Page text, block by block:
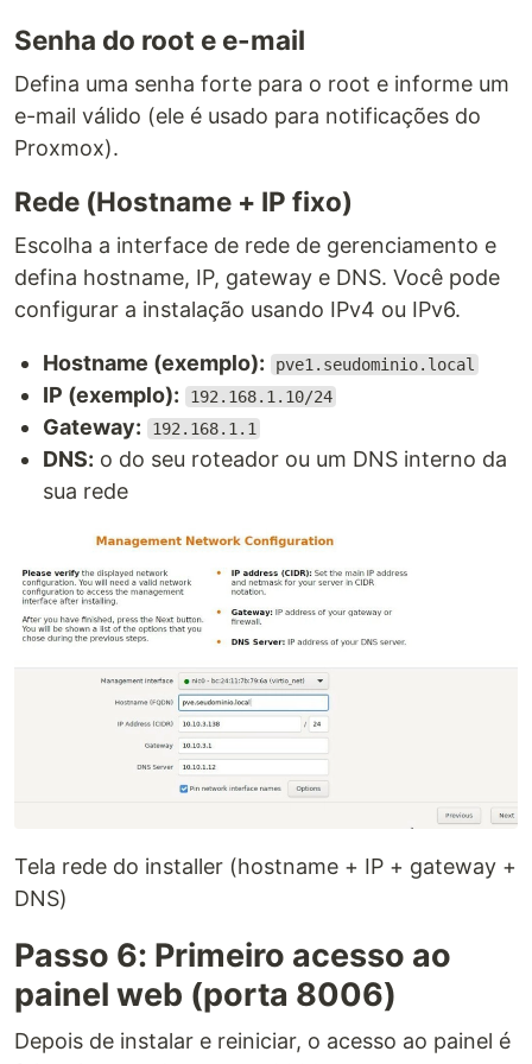
Senha do root e e-mail
Defina uma senha forte para o root e informe um
e-mail válido (ele é usado para notificações do
Proxmox).
Rede (Hostname + IP fixo)
Escolha a interface de rede de gerenciamento e
defina hostname, IP, gateway e DNS. Você pode
configurar a instalação usando IPv4 ou IPv6.
Hostname (exemplo): pve1.seudominio.local
IP (exemplo): 192.168.1.10/24
Gateway: 192.168.1.1
DNS: o do seu roteador ou um DNS interno da
sua rede
Tela rede do installer (hostname + IP + gateway +
DNS)
Passo 6: Primeiro acesso ao
painel web (porta 8006)
Depois de instalar e reiniciar, o acesso ao painel é